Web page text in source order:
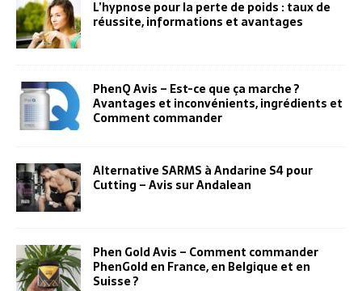
L’hypnose pour la perte de poids : taux de
réussite, informations et avantages
PhenQ Avis – Est-ce que ça marche ?
Avantages et inconvénients, ingrédients et
Comment commander
Alternative SARMS à Andarine S4 pour
Cutting – Avis sur Andalean
Phen Gold Avis – Comment commander
PhenGold en France, en Belgique et en
Suisse ?